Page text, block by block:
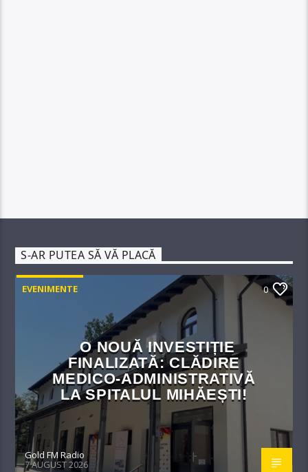
S-AR PUTEA SĂ VĂ PLACĂ
EVENIMENTE 0
O NOUĂ INVESTIȚIE
FINALIZATĂ: CLĂDIRE
MEDICO-ADMINISTRATIVĂ
LA SPITALUL MIHĂEȘTI!​
Gold FM Radio
7 AUGUST 2026